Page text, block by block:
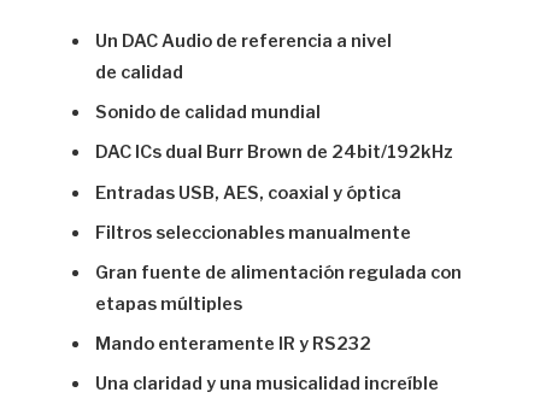
Un DAC Audio de referencia a nivel
de calidad
Sonido de calidad mundial
DAC ICs dual Burr Brown de 24bit/192kHz
Entradas USB, AES, coaxial y óptica
Filtros seleccionables manualmente
Gran fuente de alimentación regulada con
etapas múltiples
Mando enteramente IR y RS232
Una claridad y una musicalidad increíble